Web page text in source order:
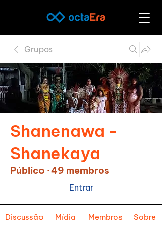
Grupos
Shanenawa -
Shanekaya
Público ·49 membros
Entrar
Discussão Mídia Membros Sobre